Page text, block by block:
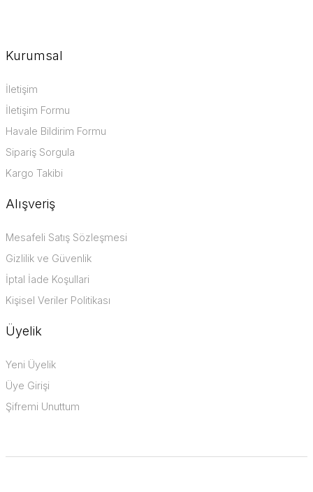
Kurumsal
İletişim
İletişim Formu
Havale Bildirim Formu
Sipariş Sorgula
Kargo Takibi
Alışveriş
Mesafeli Satış Sözleşmesi
Gizlilik ve Güvenlik
İptal İade Koşullari
Kişisel Veriler Politikası
Üyelik
Yeni Üyelik
Üye Girişi
Şifremi Unuttum